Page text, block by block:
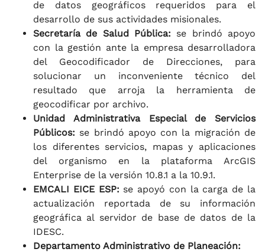
de datos geográficos requeridos para el
desarrollo de sus actividades misionales.
Secretaría de Salud Pública: se brindó apoyo
con la gestión ante la empresa desarrolladora
del Geocodificador de Direcciones, para
solucionar un inconveniente técnico del
resultado que arroja la herramienta de
geocodificar por archivo.
Unidad Administrativa Especial de Servicios
Públicos: se brindó apoyo con la migración de
los diferentes servicios, mapas y aplicaciones
del organismo en la plataforma ArcGIS
Enterprise de la versión 10.8.1 a la 10.9.1.
EMCALI EICE ESP: se apoyó con la carga de la
actualización reportada de su información
geográfica al servidor de base de datos de la
IDESC.
Departamento Administrativo de Planeación: